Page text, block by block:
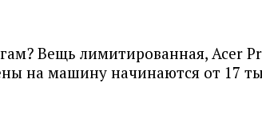
Вещь лимитированная, Acer
на машину начинаются от 17